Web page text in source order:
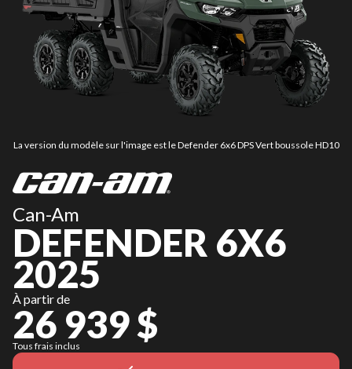
La version du modèle sur l'image est le Defender 6x6 DPS Vert boussole HD10
Can-Am
DEFENDER 6X6
2025
À partir de
26 939 $
Tous frais inclus